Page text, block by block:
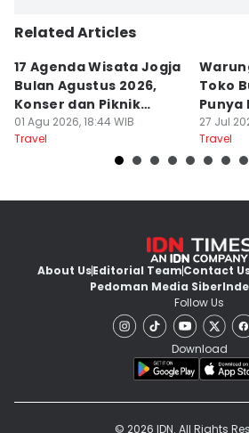
Related Articles
17 Agenda Wisata Jogja
Bulan Agustus 2026,
Konser dan Piknik
Literasi
01 Agu 2026, 18:44 WIB
Travel
Toko
Punya
27 Jul
Travel
About UsEditorial TeamContact
Pedoman Media Siber
Follow Us
Download
© 2026 IDN. All Rights